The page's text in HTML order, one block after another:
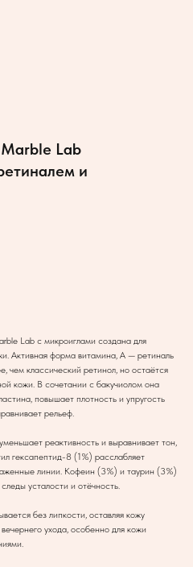
Lab
и
Lab с микроиглами создана для
Активная форма витамина, А — ретиналь
чем классический ретинол, но остаётся
кожи. В сочетании с бакучиолом она
повышает плотность и упругость
рельеф.
реактивность и выравнивает тон,
гексапептид-8 (1%) расслабляет
линии. Кофеин (3%) и таурин (3%)
усталости и отёчность.
без липкости, оставляя кожу
ухода, особенно для кожи